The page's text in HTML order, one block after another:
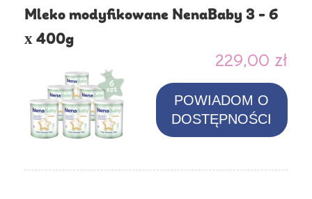
Mleko modyfikowane NenaBaby 3 - 6
x 400g
229,00 zł
POWIADOM O
DOSTĘPNOŚCI